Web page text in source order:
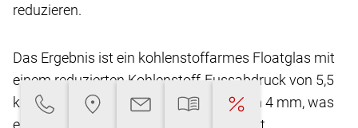
reduzieren.
Das Ergebnis ist ein kohlenstoffarmes Floatglas mit
einem reduzierten Kohlenstoff-Fussabdruck von 5,5
kg CO2-eq/m2** bei einer Glasdicke von 4 mm, was
eine Reduktion von über 45 % ermöglicht.